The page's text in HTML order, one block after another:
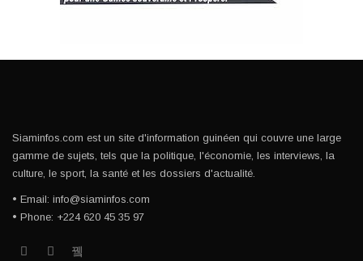
Siaminfos.com est un site d'information guinéen qui couvre une large
gamme de sujets, tels que la politique, l'économie, les interviews, la
culture, le sport, la santé et les dossiers d'actualité.
• Email: info@siaminfos.com
• Phone: +224 620 45 35 97